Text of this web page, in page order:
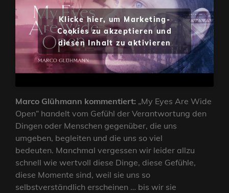
Klicke hier, um Marketing-
Cookies zu akzeptieren und
diesen Inhalt zu aktivieren
Marco Glühmann kommentiert: „My Eyes Are Wide
Open“ handelt vom Gefühl der Verantwortung den
Dingen oder Menschen gegenüber, die uns
umgeben, begleiten und die uns so viel
bedeuten. Manchmal vergessen wir leider allzu
schnell wie wertvoll diese Dinge, diese Gefühle,
diese Momente sind, weil sie uns so
selbstverständlich erscheinen … bis wir sie